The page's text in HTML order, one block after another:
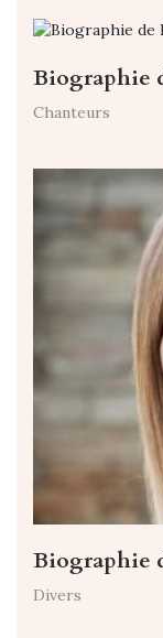
Biographie
Chanteurs
Biographie
Divers